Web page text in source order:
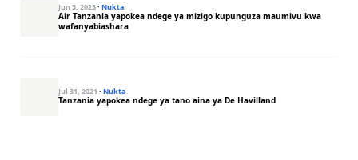
Jun 3, 2023· Nukta
Air Tanzania yapokea ndege ya mizigo kupunguza maumivu kwa
wafanyabiashara
Jul 31, 2021 · Nukta
Tanzania yapokea ndege ya tano aina ya De Havilland